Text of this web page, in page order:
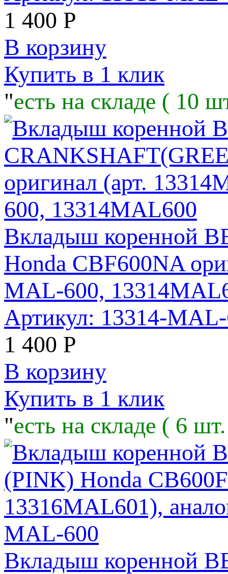
1 400 Р
В корзину
Купить в 1 клик
"есть на складе ( 10
Вкладыш коренной
Honda CBF600NA
MAL-600,
Артикул: 13314-
1 400 Р
В корзину
Купить в 1 клик
"есть на складе ( 6
Вкладыш коренной